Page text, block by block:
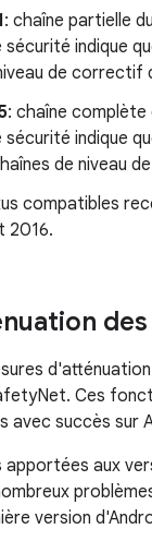
: chaîne partielle
indique
de
: chaîne
indique
de niveau
compatibles
2016.
Ces
avec succès sur
apportées aux
version